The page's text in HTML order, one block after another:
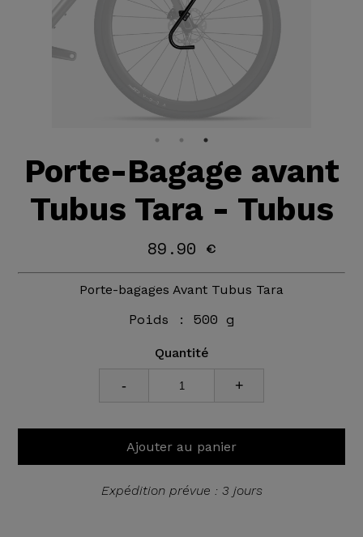
Porte-Bagage avant
Tubus Tara - Tubus
89.90 €
Porte-bagages Avant Tubus Tara
Poids : 500 g
Quantité
- +
Ajouter au panier
Expédition prévue : 3 jours